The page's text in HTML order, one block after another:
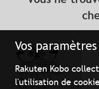
Vos
Rakuten Kobo
l'utilisation de